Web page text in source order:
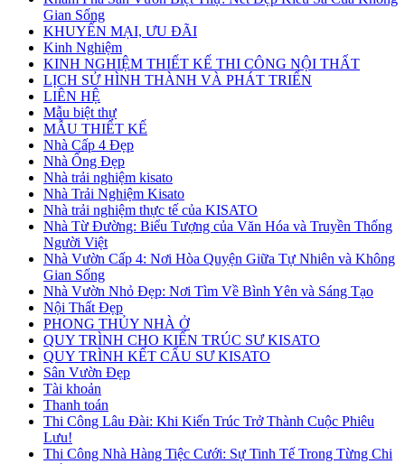
Gian Sống
KHUYẾN MẠI, ƯU ĐÃI
Kinh Nghiệm
KINH NGHIỆM THIẾT KẾ THI CÔNG NỘI THẤT
LỊCH SỬ HÌNH THÀNH VÀ PHÁT TRIỂN
LIÊN HỆ
Mẫu biệt thự
MẪU THIẾT KẾ
Nhà Cấp 4 Đẹp
Nhà Ống Đẹp
Nhà trải nghiệm kisato
Nhà Trải Nghiệm Kisato
Nhà trải nghiệm thực tế của KISATO
Nhà Từ Đường: Biểu Tượng của Văn Hóa và Truyền Thống
Người Việt
Nhà Vườn Cấp 4: Nơi Hòa Quyện Giữa Tự Nhiên và Không
Gian Sống
Nhà Vườn Nhỏ Đẹp: Nơi Tìm Về Bình Yên và Sáng Tạo
Nội Thất Đẹp
PHONG THỦY NHÀ Ở
QUY TRÌNH CHO KIẾN TRÚC SƯ KISATO
QUY TRÌNH KẾT CẤU SƯ KISATO
Sân Vườn Đẹp
Tài khoản
Thanh toán
Thi Công Lâu Đài: Khi Kiến Trúc Trở Thành Cuộc Phiêu
Lưu!
Thi Công Nhà Hàng Tiệc Cưới: Sự Tinh Tế Trong Từng Chi